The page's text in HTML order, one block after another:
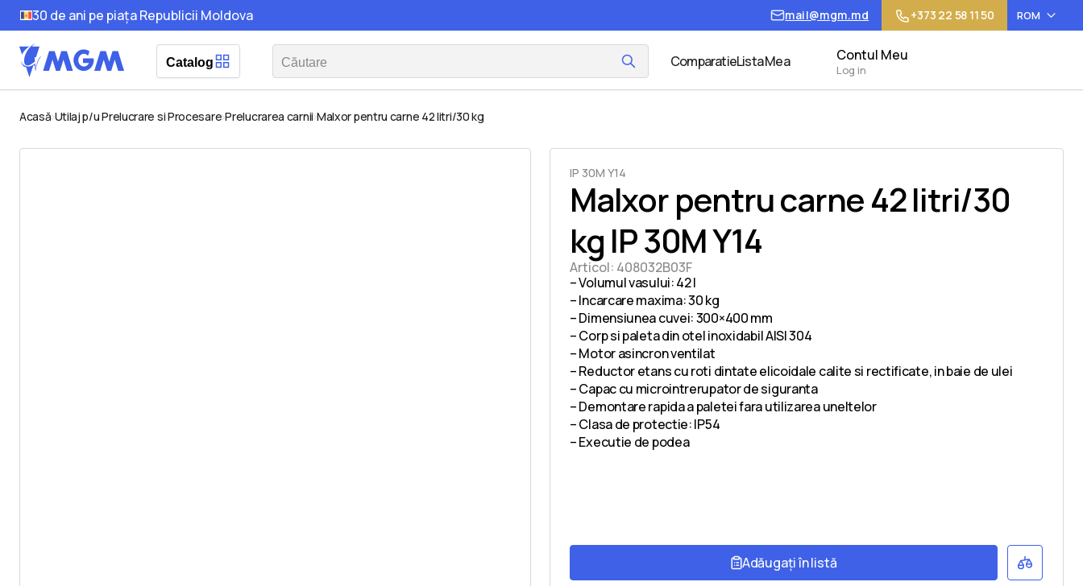
30 de ani pe piața Republicii Moldova mail@mgm.md +373 22 58 11 50 ROM
Catalog ComparatieLista Mea Contul Meu
Log in
Acasă Utilaj p/u Prelucrare si Procesare Prelucrarea carnii Malxor pentru carne 42 litri/30 kg
IP 30M Y14
Malxor pentru carne 42 litri/30
kg IP 30M Y14
Articol: 408032B03F
– Volumul vasului: 42 l
– Incarcare maxima: 30 kg
– Dimensiunea cuvei: 300×400 mm
– Corp si paleta din otel inoxidabil AISI 304
– Motor asincron ventilat
– Reductor etans cu roti dintate elicoidale calite si rectificate, in baie de ulei
– Capac cu microintrerupator de siguranta
– Demontare rapida a paletei fara utilizarea uneltelor
– Clasa de protectie: IP54
– Executie de podea
Adăugați în listă